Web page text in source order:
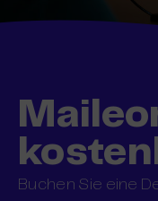
Buchen Sie eine